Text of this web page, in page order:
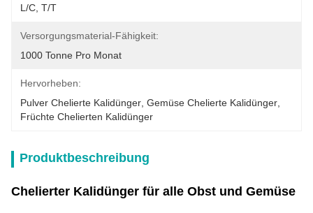
L/C, T/T
Versorgungsmaterial-Fähigkeit:
1000 Tonne Pro Monat
Hervorheben:
Pulver Chelierte Kalidünger Gemüse Chelierte Kalidünger
Früchte Chelierten Kalidünger
Produktbeschreibung
Chelierter Kalidünger für alle Obst und Gemüse